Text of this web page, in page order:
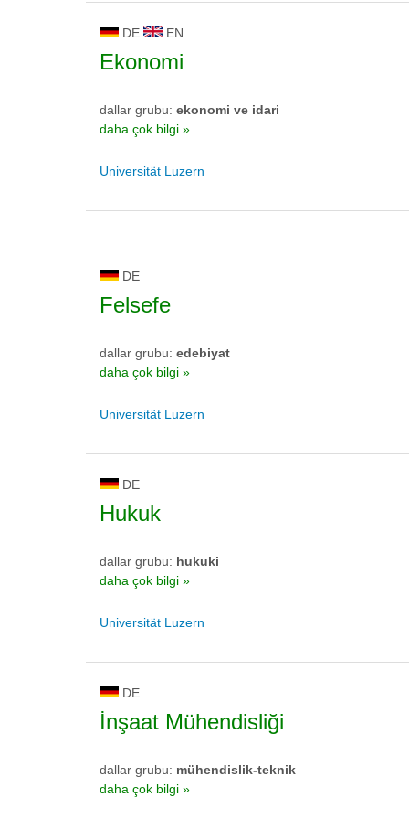
DE EN
Ekonomi
dallar grubu: ekonomi ve idari
daha çok bilgi »
Universität Luzern
DE
Felsefe
dallar grubu: edebiyat
daha çok bilgi »
Universität Luzern
DE
Hukuk
dallar grubu: hukuki
daha çok bilgi »
Universität Luzern
DE
İnşaat Mühendisliği
dallar grubu: mühendislik-teknik
daha çok bilgi »